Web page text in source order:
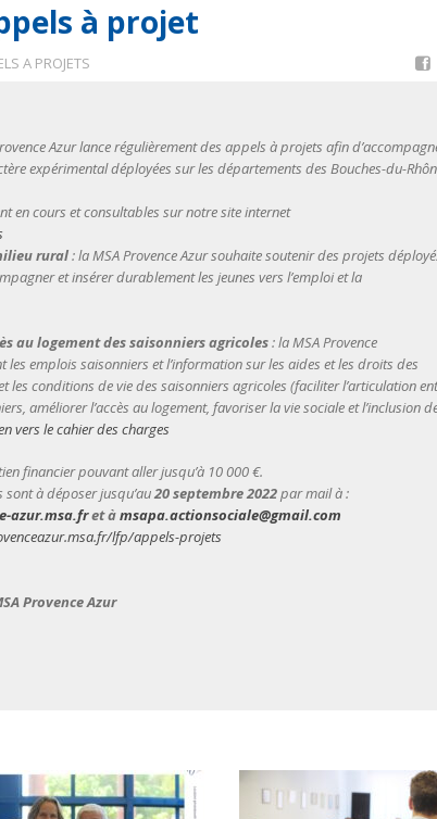
à projet
A PROJETS
Azur lance régulièrement des appels à projets afin
expérimental déployées sur les départements des Bouches-du-
en cours et consultables sur notre site internet
rural: la MSA Provence Azur souhaite soutenir des projets
et insérer durablement les jeunes vers l’emploi et la
au logement des saisonniers agricoles: la MSA Provence
emplois saisonniers et l’information sur les aides et les droits des
les conditions de vie des saisonniers agricoles (faciliter l’articulation
améliorer l’accès au logement, favoriser la vie sociale et l’inclusion
vers le cahier des charges
financier pouvant aller jusqu’à 10 000 €.
à déposer jusqu’au20 septembre 2022par mail à :
azur.msa.fret àmsapa.actionsociale@gmail.com
msa.fr/lfp/appels-projets
Provence Azur